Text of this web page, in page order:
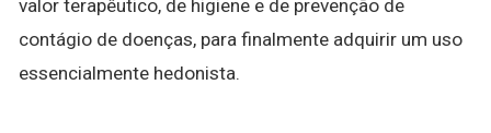
valor terapêutico, de higiene e de prevenção de
contágio de doenças, para finalmente adquirir um uso
essencialmente hedonista.